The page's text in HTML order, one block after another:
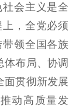
会主义是全
，全党必须
领全国各族
体布局、协调
面贯彻新发展
动高质量发